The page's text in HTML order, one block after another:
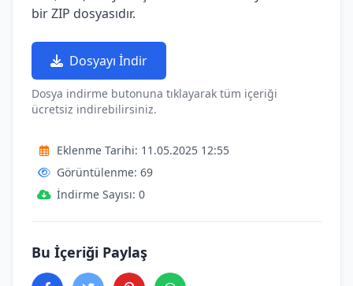
bir ZIP dosyasıdır.
Dosyayı İndir
Dosya indirme butonuna tıklayarak tüm içeriği
ücretsiz indirebilirsiniz.
Eklenme Tarihi: 11.05.2025 12:55
Görüntülenme: 69
İndirme Sayısı: 0
Bu İçeriği Paylaş